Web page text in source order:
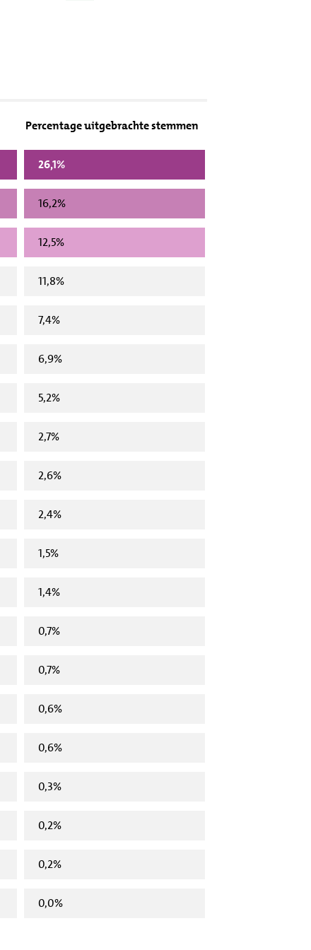
Percentage uitgebrachte stemmen
26,1%
16,2%
12,5%
11,8%
7,4%
6,9%
5,2%
2,7%
2,6%
2,4%
1,5%
1,4%
0,7%
0,7%
0,6%
0,6%
0,3%
0,2%
0,2%
0,0%